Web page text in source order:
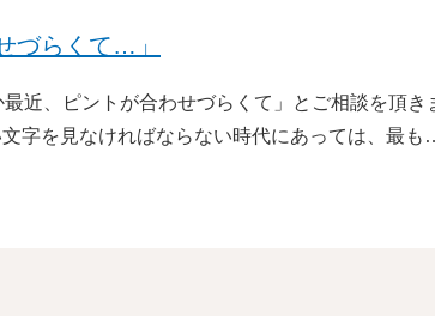
づらくて…」
近、ピントが合わせづらくて」とご相談を頂
字を見なければならない時代にあっては、最も